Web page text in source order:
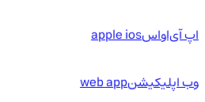
اپ آی‌او‌اسapple ios
وب اپلیکیشنweb app